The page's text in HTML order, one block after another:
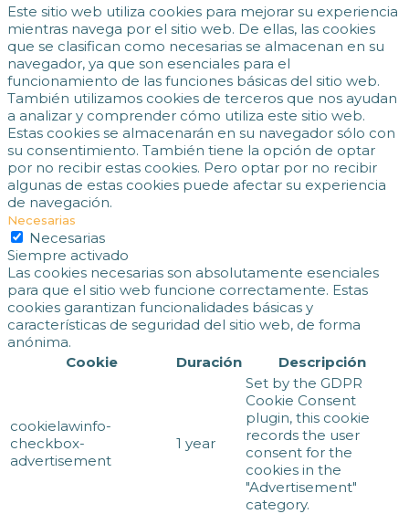
Este sitio web utiliza cookies para mejorar su experiencia
mientras navega por el sitio web. De ellas, las cookies
que se clasifican como necesarias se almacenan en su
navegador, ya que son esenciales para el
funcionamiento de las funciones básicas del sitio web.
También utilizamos cookies de terceros que nos ayudan
a analizar y comprender cómo utiliza este sitio web.
Estas cookies se almacenarán en su navegador sólo con
su consentimiento. También tiene la opción de optar
por no recibir estas cookies. Pero optar por no recibir
algunas de estas cookies puede afectar su experiencia
de navegación.
Necesarias
Necesarias
Siempre activado
Las cookies necesarias son absolutamente esenciales
para que el sitio web funcione correctamente. Estas
cookies garantizan funcionalidades básicas y
características de seguridad del sitio web, de forma
anónima.
Cookie
Duración Descripción
cookielawinfo-
checkbox-
advertisement
1 year
Set by the GDPR
Cookie Consent
plugin, this cookie
records the user
consent for the
cookies in the
"Advertisement"
category.